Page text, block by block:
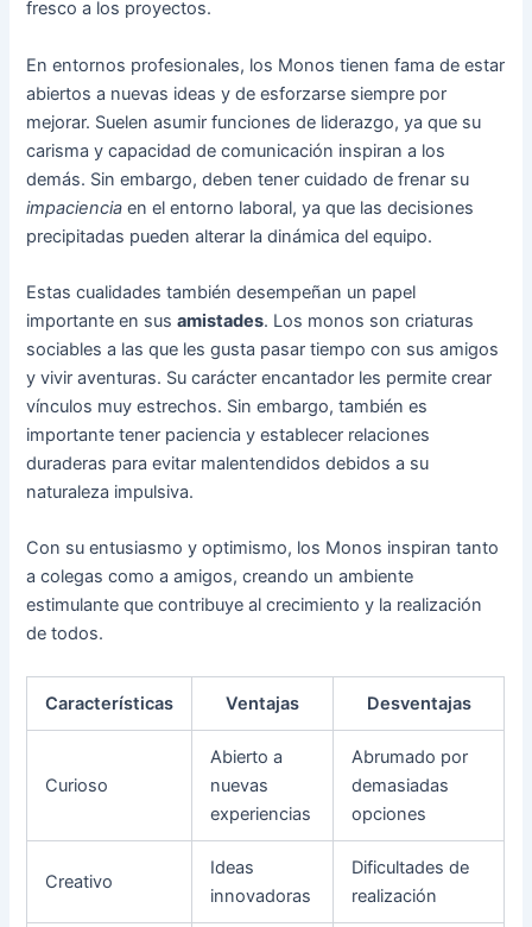
fresco a los proyectos.
En entornos profesionales, los Monos tienen fama de estar
abiertos a nuevas ideas y de esforzarse siempre por
mejorar. Suelen asumir funciones de liderazgo, ya que su
carisma y capacidad de comunicación inspiran a los
demás. Sin embargo, deben tener cuidado de frenar su
impaciencia en el entorno laboral, ya que las decisiones
precipitadas pueden alterar la dinámica del equipo.
Estas cualidades también desempeñan un papel
importante en susamistades. Los monos son criaturas
sociables a las que les gusta pasar tiempo con sus amigos
y vivir aventuras. Su carácter encantador les permite crear
vínculos muy estrechos. Sin embargo, también es
importante tener paciencia y establecer relaciones
duraderas para evitar malentendidos debidos a su
naturaleza impulsiva.
Con su entusiasmo y optimismo, los Monos inspiran tanto
a colegas como a amigos, creando un ambiente
estimulante que contribuye al crecimiento y la realización
de todos.
Características Ventajas Desventajas
Curioso
Abierto a
nuevas
experiencias
Abrumado por
demasiadas
opciones
Creativo
Ideas
innovadoras
Dificultades de
realización